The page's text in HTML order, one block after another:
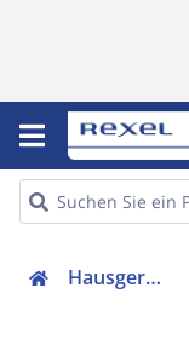
Hausgeräte